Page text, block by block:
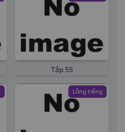
Tập 55
Lồng tiếng